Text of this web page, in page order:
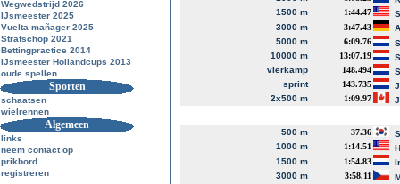
Wegwedstrijd 2026
IJsmeester 2025
Vuelta mañager 2025
Strafschop 2021
Bettingpractice 2014
IJsmeester Hollandcups 2013
oude spellen
Sporten
schaatsen
wielrennen
Algemeen
links
neem contact op
prikbord
registreren
1500 m
1:44.47
3000 m
3:47.43
5000 m
6:09.76
10000 m
13:07.19
vierkamp
148.494
sprint
143.735
2x500 m
1:09.97
500 m 37.36
1000 m
1:14.51
1500 m
1:54.83
3000 m
3:58.11